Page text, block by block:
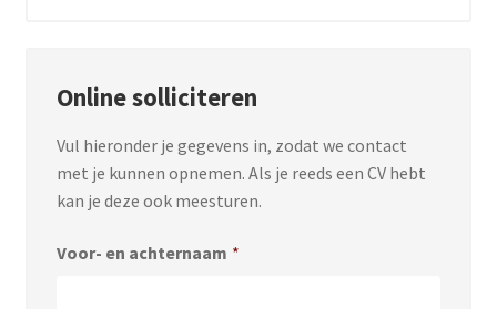
Online solliciteren
Vul hieronder je gegevens in, zodat we contact
met je kunnen opnemen. Als je reeds een CV hebt
kan je deze ook meesturen.
Voor- en achternaam *